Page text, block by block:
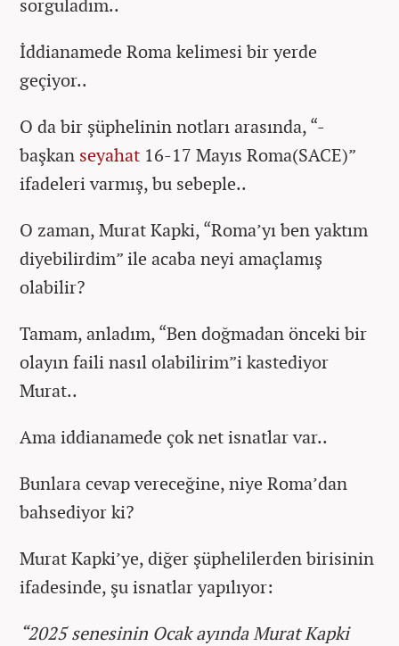
sorguladım..
İddianamede Roma kelimesi bir yerde
geçiyor..
O da bir şüphelinin notları arasında, “-
başkan seyahat 16-17 Mayıs Roma(SACE)”
ifadeleri varmış, bu sebeple..
O zaman, Murat Kapki, “Roma’yı ben yaktım
diyebilirdim” ile acaba neyi amaçlamış
olabilir?
Tamam, anladım, “Ben doğmadan önceki bir
olayın faili nasıl olabilirim”i kastediyor
Murat..
Ama iddianamede çok net isnatlar var..
Bunlara cevap vereceğine, niye Roma’dan
bahsediyor ki?
Murat Kapki’ye, diğer şüphelilerden birisinin
ifadesinde, şu isnatlar yapılıyor:
“2025 senesinin Ocak ayında Murat Kapki